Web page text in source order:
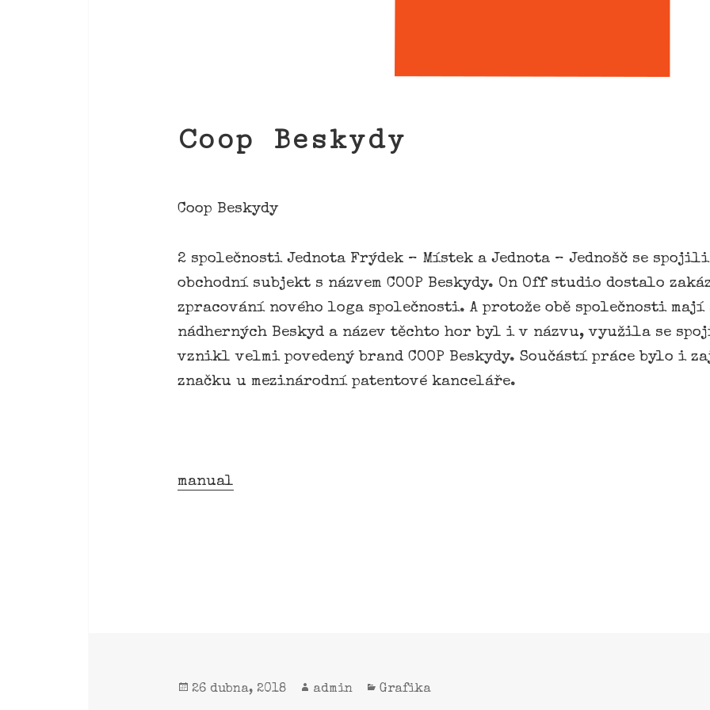
Coop Beskydy
Coop Beskydy
2 společnosti Jednota Frýdek – Místek a Jednota – Jednošč se
obchodní subjekt s názvem COOP Beskydy. On Off studio dostalo
zpracování nového loga společnosti. A protože obě společnosti
nádherných Beskyd a název těchto hor byl i v názvu, využila se
vznikl velmi povedený brand COOP Beskydy. Součástí práce bylo i
značku u mezinárodní patentové kanceláře.
manual
26 dubna, 2018 admin Grafika